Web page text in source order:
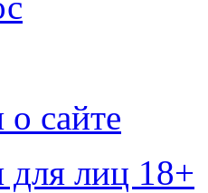
сайте
лиц 18+